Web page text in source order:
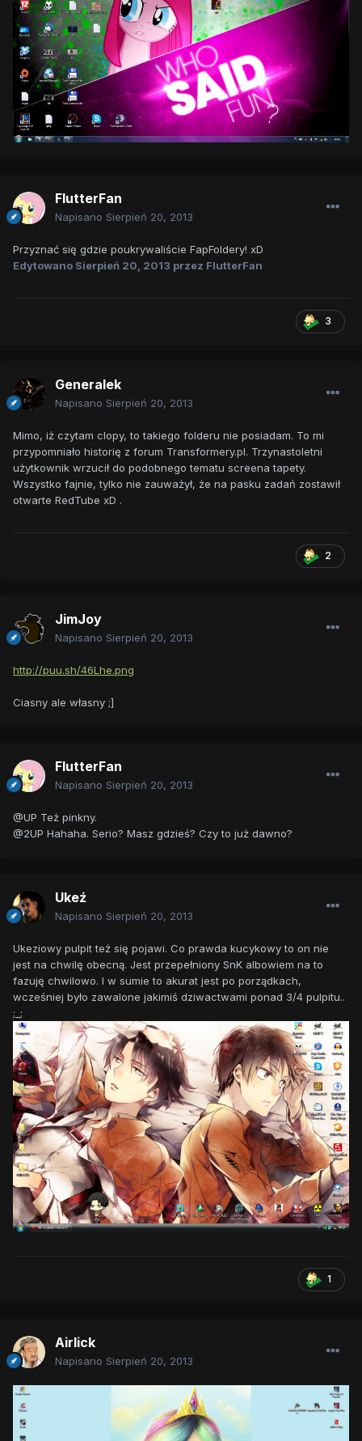
FlutterFan
Napisano Sierpień 20, 2013
Przyznać się gdzie poukrywaliście FapFoldery! xD
Edytowano Sierpień 20, 2013 przez FlutterFan
3
Generalek
Napisano Sierpień 20, 2013
Mimo, iż czytam clopy, to takiego folderu nie posiadam. To mi
przypomniało historię z forum Transformery.pl. Trzynastoletni
użytkownik wrzucił do podobnego tematu screena tapety.
Wszystko fajnie, tylko nie zauważył, że na pasku zadań zostawił
otwarte RedTube xD .
2
JimJoy
Napisano Sierpień 20, 2013
http://puu.sh/46Lhe.png
Ciasny ale własny ;]
FlutterFan
Napisano Sierpień 20, 2013
@UP Też pinkny.
@2UP Hahaha. Serio? Masz gdzieś? Czy to już dawno?
Ukeź
Napisano Sierpień 20, 2013
Ukeziowy pulpit też się pojawi. Co prawda kucykowy to on nie
jest na chwilę obecną. Jest przepełniony SnK albowiem na to
fazuję chwilowo. I w sumie to akurat jest po porządkach,
wcześniej było zawalone jakimiś dziwactwami ponad 3/4 pulpitu..
;_;
1
Airlick
Napisano Sierpień 20, 2013